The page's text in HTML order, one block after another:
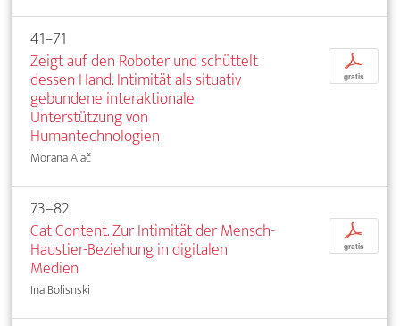
41–71
Zeigt auf den Roboter und schüttelt
dessen Hand. Intimität als situativ
gebundene interaktionale
Unterstützung von
Humantechnologien
Morana Alač
p
gratis
73–82
Cat Content. Zur Intimität der Mensch-
Haustier-Beziehung in digitalen
Medien
Ina Bolisnski
p
gratis